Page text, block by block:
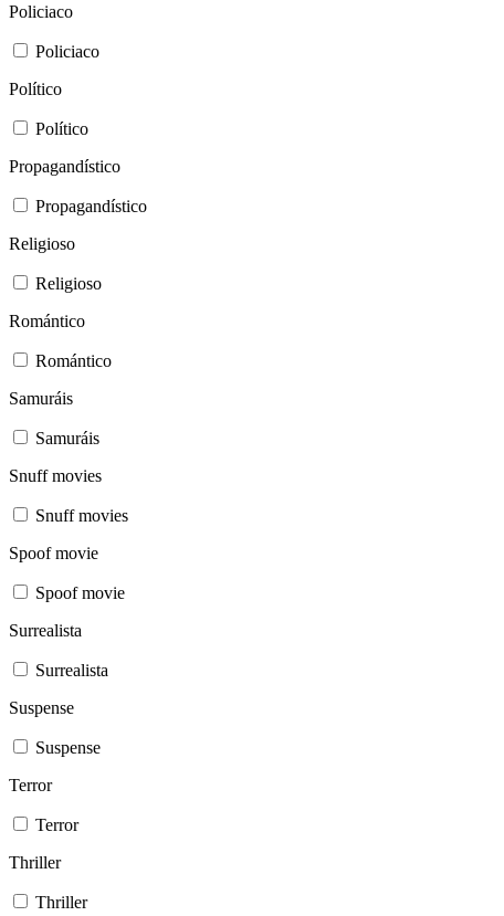
Policiaco
Policiaco
Político
Político
Propagandístico
Propagandístico
Religioso
Religioso
Romántico
Romántico
Samuráis
Samuráis
Snuff movies
Snuff movies
Spoof movie
Spoof movie
Surrealista
Surrealista
Suspense
Suspense
Terror
Terror
Thriller
Thriller